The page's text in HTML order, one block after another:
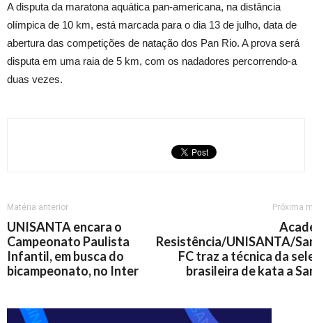
A disputa da maratona aquática pan-americana, na distância
olímpica de 10 km, está marcada para o dia 13 de julho, data de
abertura das competições de natação dos Pan Rio. A prova será
disputa em uma raia de 5 km, com os nadadores percorrendo-a
duas vezes.
Matéria anterior
UNISANTA encara o
Campeonato Paulista
Infantil, em busca do
bicampeonato, no Inter
Próxima
Resistência/UNISANTA/
FC traz a técnica da
brasileira de kata a